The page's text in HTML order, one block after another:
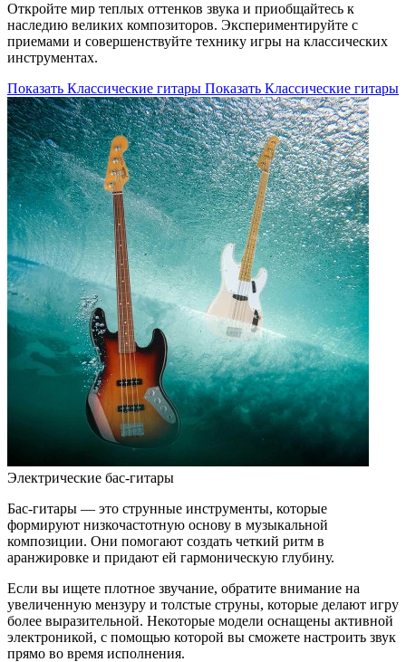
Откройте мир теплых оттенков звука и приобщайтесь к
наследию великих композиторов. Экспериментируйте с
приемами и совершенствуйте технику игры на классических
инструментах.
Показать Классические гитары Показать Классические гитары
Электрические бас-гитары
Бас-гитары — это струнные инструменты, которые
формируют низкочастотную основу в музыкальной
композиции. Они помогают создать четкий ритм в
аранжировке и придают ей гармоническую глубину.
Если вы ищете плотное звучание, обратите внимание на
увеличенную мензуру и толстые струны, которые делают игру
более выразительной. Некоторые модели оснащены активной
электроникой, с помощью которой вы сможете настроить звук
прямо во время исполнения.